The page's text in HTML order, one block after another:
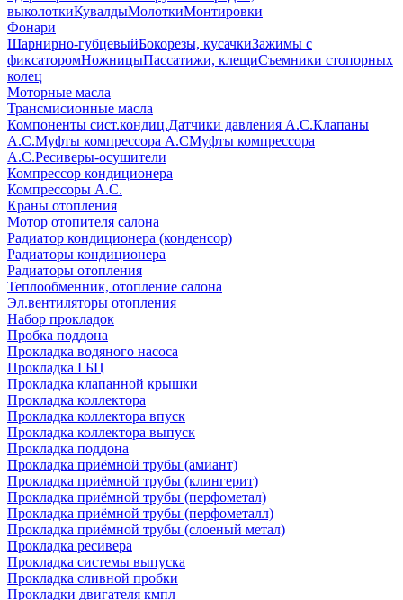
выколоткиКувалдыМолоткиМонтировки
Фонари
Шарнирно-губцевыйБокорезы, кусачкиЗажимы с
фиксаторомНожницыПассатижи, клещиСъемники стопорных
колец
Моторные масла
Трансмисионные масла
Компоненты сист.кондиц.Датчики давления А.С.Клапаны
А.С.Муфты компрессора А.СМуфты компрессора
А.С.Ресиверы-осушители
Компрессор кондиционера
Компрессоры А.С.
Краны отопления
Мотор отопителя салона
Радиатор кондиционера (конденсор)
Радиаторы кондиционера
Радиаторы отопления
Теплообменник, отопление салона
Эл.вентиляторы отопления
Набор прокладок
Пробка поддона
Прокладка водяного насоса
Прокладка ГБЦ
Прокладка клапанной крышки
Прокладка коллектора
Прокладка коллектора впуск
Прокладка коллектора выпуск
Прокладка поддона
Прокладка приёмной трубы (амиант)
Прокладка приёмной трубы (клингерит)
Прокладка приёмной трубы (перфометал)
Прокладка приёмной трубы (перфометалл)
Прокладка приёмной трубы (слоеный метал)
Прокладка ресивера
Прокладка системы выпуска
Прокладка сливной пробки
Прокладки двигателя кмпл